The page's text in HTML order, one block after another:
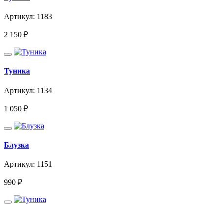
Артикул: 1183
2 150 ₽
Туника
Артикул: 1134
1 050 ₽
Блузка
Артикул: 1151
990 ₽